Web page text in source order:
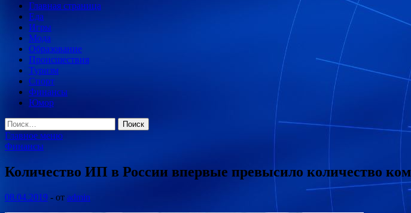
Главная страница
Еда
Игры
Мода
Образование
Происшествия
Туризм
Спорт
Финансы
Юмор
Найти:
Главное меню
Финансы
Количество ИП в России впервые превысило количество
08.04.2019 - от admin